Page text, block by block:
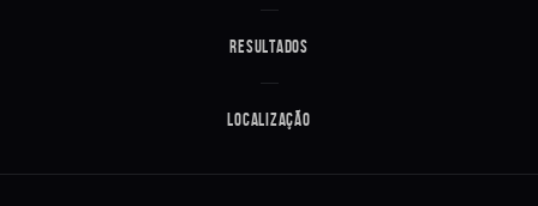
Resultados
Localização